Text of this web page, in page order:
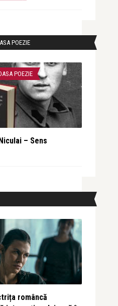
POEZIE
POEZIE
– Sens
româncă